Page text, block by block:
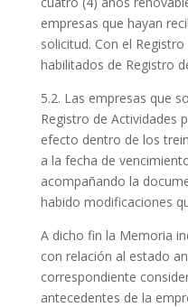
empresas que hayan
solicitud. Con el
habilitados de Registro
5.2. Las empresas que
Registro de Actividades
efecto dentro de los
a la fecha de
acompañando la
habido modificaciones
A dicho fin la Memoria
con relación al estado
correspondiente
antecedentes de la